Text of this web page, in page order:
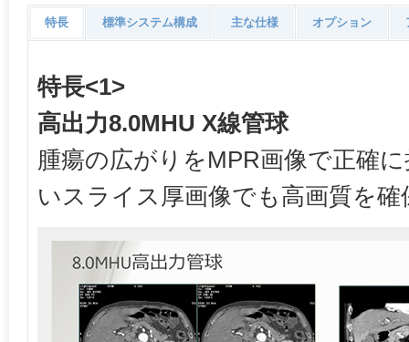
特長 標準システム構成 主な仕様 オプション
特長<1>
高出力8.0MHU X線管球
腫瘍の広がりをMPR画像で正確
いスライス厚画像でも高画質を確